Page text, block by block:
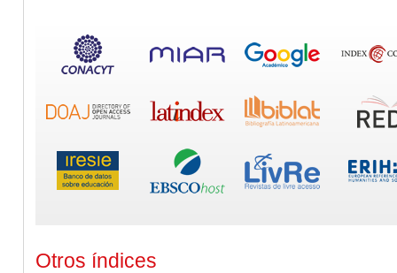
Otros índices